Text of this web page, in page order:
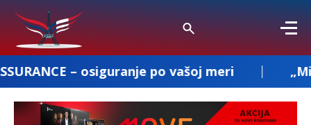
osiguranje po vašoj meri „Milenkovic